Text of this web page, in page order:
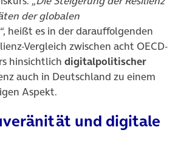
der globalen
, heißt es in der darauffolgenden
Tab)
Vergleich zwischen acht OECD-
hinsichtlich digitalpolitischer
auch in Deutschland zu einem
Aspekt.
und digitale